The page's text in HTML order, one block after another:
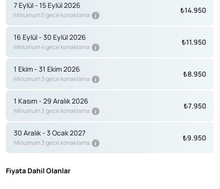
7 Eylül - 15 Eylül 2026
Minumum 5 gece konaklama
₺14.950
16 Eylül - 30 Eylül 2026
Minumum 4 gece konaklama
₺11.950
1 Ekim - 31 Ekim 2026
Minumum 3 gece konaklama
₺8.950
1 Kasım - 29 Aralık 2026
Minumum 3 gece konaklama
₺7.950
30 Aralık - 3 Ocak 2027
Minumum 3 gece konaklama
₺9.950
Fiyata Dahil Olanlar